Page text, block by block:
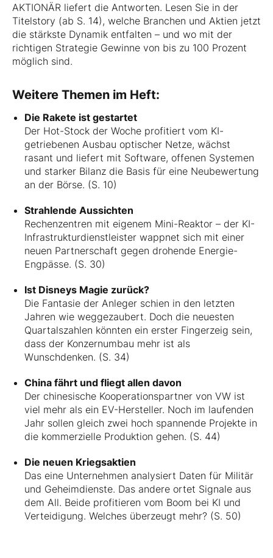
AKTIONÄR liefert die Antworten. Lesen Sie in der
Titelstory (ab S. 14), welche Branchen und Aktien jetzt
die stärkste Dynamik entfalten – und wo mit der
richtigen Strategie Gewinne von bis zu 100 Prozent
möglich sind.
Weitere Themen im Heft:
Die Rakete ist gestartet
Der Hot-Stock der Woche profitiert vom KI-
getriebenen Ausbau optischer Netze, wächst
rasant und liefert mit Software, offenen Systemen
und starker Bilanz die Basis für eine Neubewertung
an der Börse. (S. 10)
Strahlende Aussichten
Rechenzentren mit eigenem Mini-Reaktor – der KI-
Infrastrukturdienstleister wappnet sich mit einer
neuen Partnerschaft gegen drohende Energie-
Engpässe. (S. 30)
Ist Disneys Magie zurück?
Die Fantasie der Anleger schien in den letzten
Jahren wie weggezaubert. Doch die neuesten
Quartalszahlen könnten ein erster Fingerzeig sein,
dass der Konzernumbau mehr ist als
Wunschdenken. (S. 34)
China fährt und fliegt allen davon
Der chinesische Kooperationspartner von VW ist
viel mehr als ein EV-Hersteller. Noch im laufenden
Jahr sollen gleich zwei hoch spannende Projekte in
die kommerzielle Produktion gehen. (S. 44)
Die neuen Kriegsaktien
Das eine Unternehmen analysiert Daten für Militär
und Geheimdienste. Das andere ortet Signale aus
dem All. Beide profitieren vom Boom bei KI und
Verteidigung. Welches überzeugt mehr? (S. 50)